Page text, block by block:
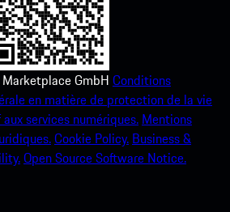
GmbH Conditions
en matière de protection de la vie
services numériques. Mentions
Cookie Policy. Business &
Open Source Software Notice.